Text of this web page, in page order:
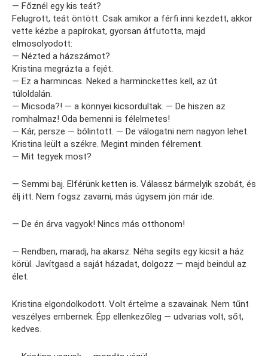
— Főznél egy kis teát?
Felugrott, teát öntött. Csak amikor a férfi inni kezdett, akkor
vette kézbe a papírokat, gyorsan átfutotta, majd
elmosolyodott:
— Nézted a házszámot?
Kristina megrázta a fejét.
— Ez a harmincas. Neked a harminckettes kell, az út
túloldalán.
— Micsoda?! — a könnyei kicsordultak. — De hiszen az
romhalmaz! Oda bemenni is félelmetes!
— Kár, persze — bólintott. — De válogatni nem nagyon lehet.
Kristina leült a székre. Megint minden félrement.
— Mit tegyek most?
— Semmi baj. Elférünk ketten is. Válassz bármelyik szobát, és
élj itt. Nem fogsz zavarni, más úgysem jön már ide.
— De én árva vagyok! Nincs más otthonom!
— Rendben, maradj, ha akarsz. Néha segíts egy kicsit a ház
körül. Javítgasd a saját házadat, dolgozz — majd beindul az
élet.
Kristina elgondolkodott. Volt értelme a szavainak. Nem tűnt
veszélyes embernek. Épp ellenkezőleg — udvarias volt, sőt,
kedves.